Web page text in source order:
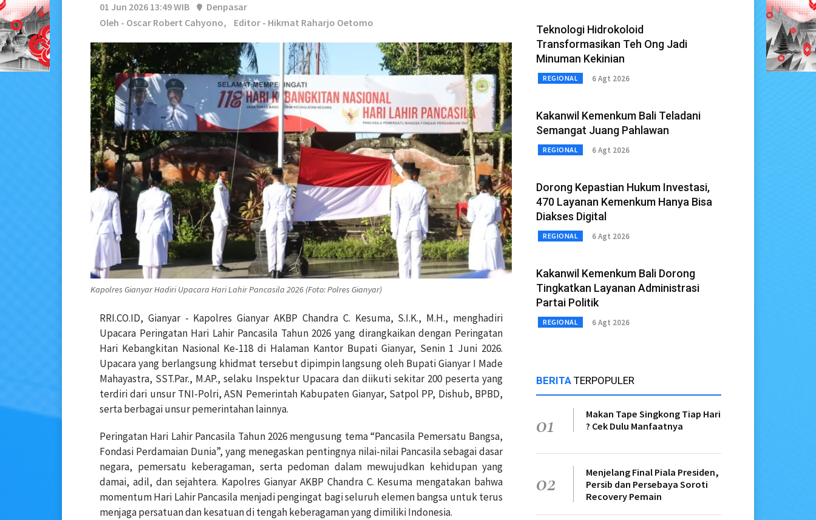
01 Jun 2026 13:49 WIB
Denpasar
Oleh - Oscar Robert Cahyono,
Editor - Hikmat Raharjo Oetomo
Kapolres Gianyar Hadiri Upacara Hari Lahir Pancasila 2026 (Foto: Polres Gianyar)
RRI.CO.ID, Gianyar - Kapolres Gianyar AKBP Chandra C. Kesuma, S.I.K., M.H., menghadiri
Upacara Peringatan Hari Lahir Pancasila Tahun 2026 yang dirangkaikan dengan Peringatan
Hari Kebangkitan Nasional Ke-118 di Halaman Kantor Bupati Gianyar, Senin 1 Juni 2026.
Upacara yang berlangsung khidmat tersebut dipimpin langsung oleh Bupati Gianyar I Made
Mahayastra, SST.Par., M.AP., selaku Inspektur Upacara dan diikuti sekitar 200 peserta yang
terdiri dari unsur TNI-Polri, ASN Pemerintah Kabupaten Gianyar, Satpol PP, Dishub, BPBD,
serta berbagai unsur pemerintahan lainnya.
Peringatan Hari Lahir Pancasila Tahun 2026 mengusung tema “Pancasila Pemersatu Bangsa,
Fondasi Perdamaian Dunia”, yang menegaskan pentingnya nilai-nilai Pancasila sebagai dasar
negara, pemersatu keberagaman, serta pedoman dalam mewujudkan kehidupan yang
damai, adil, dan sejahtera. Kapolres Gianyar AKBP Chandra C. Kesuma mengatakan bahwa
momentum Hari Lahir Pancasila menjadi pengingat bagi seluruh elemen bangsa untuk terus
menjaga persatuan dan kesatuan di tengah keberagaman yang dimiliki Indonesia.
Teknologi Hidrokoloid
Transformasikan Teh Ong Jadi
Minuman Kekinian
REGIONAL 6 Agt 2026
Kakanwil Kemenkum Bali Teladani
Semangat Juang Pahlawan
REGIONAL 6 Agt 2026
Dorong Kepastian Hukum Investasi,
470 Layanan Kemenkum Hanya Bisa
Diakses Digital
REGIONAL 6 Agt 2026
Kakanwil Kemenkum Bali Dorong
Tingkatkan Layanan Administrasi
Partai Politik
REGIONAL 6 Agt 2026
BERITA TERPOPULER
01
Makan Tape Singkong Tiap Hari
? Cek Dulu Manfaatnya
02
Menjelang Final Piala Presiden,
Persib dan Persebaya Soroti
Recovery Pemain